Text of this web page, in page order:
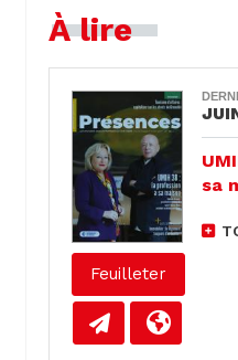
À lire
Feuilleter
sa